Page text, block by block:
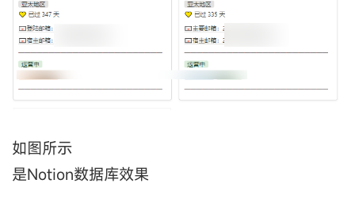
如图所示
是Notion数据库效果